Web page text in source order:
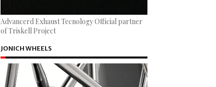
Advancerd Exhaust Tecnology Official partner
of Triskell Project
JONICH WHEELS